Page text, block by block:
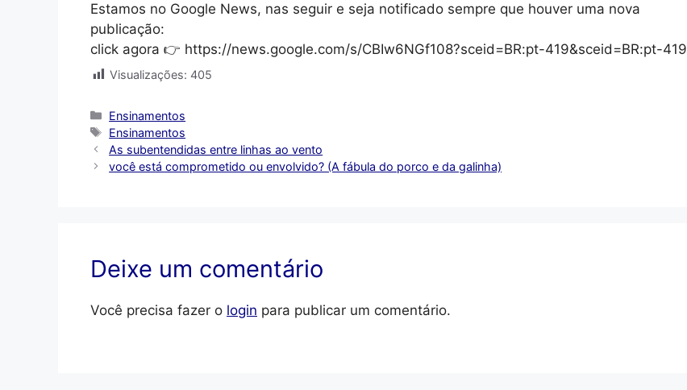
Estamos no Google News, nas seguir e seja notificado sempre que houver uma nova
publicação:
click agora 👉 https://news.google.com/s/CBIw6NGf108?sceid=BR:pt-419&sceid=BR:pt-419
Visualizações: 405
Categorias
Ensinamentos
Tags
Ensinamentos
As subentendidas entre linhas ao vento
você está comprometido ou envolvido? (A fábula do porco e da galinha)
Deixe um comentário
Você precisa fazer o login para publicar um comentário.